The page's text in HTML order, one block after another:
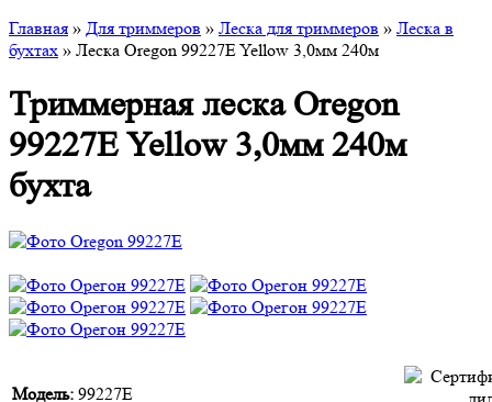
Главная » Для триммеров » Леска для триммеров » Леска в
бухтах » Леска Oregon 99227E Yellow 3,0мм 240м
Триммерная леска Oregon
99227E Yellow 3,0мм 240м
бухта
Модель: 99227E